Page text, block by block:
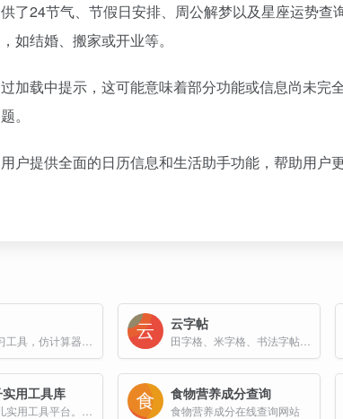
了24节气、节假日安排、周公解梦以及星座运势查
如结婚、搬家或开业等。
加载中提示，这可能意味着部分功能或信息尚未完
。
户提供全面的日历信息和生活助手功能，帮助用户
云字帖
田字格、米字格、书法字帖、描红本的排版软件，数独题目打印版，免费在线排版PDF，免费输出下载打印
用工具库 食物营养成分查询
食物营养成分在线查询网站